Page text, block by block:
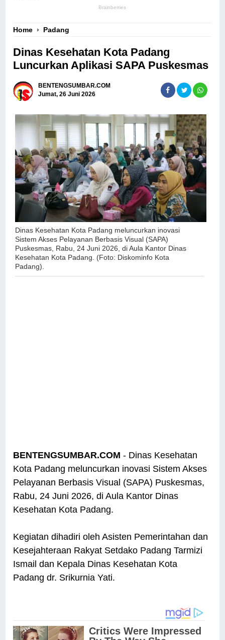
Home › Padang
Dinas Kesehatan Kota Padang
Luncurkan Aplikasi SAPA Puskesmas
BENTENGSUMBAR.COM
Jumat, 26 Juni 2026
Dinas Kesehatan Kota Padang meluncurkan inovasi
Sistem Akses Pelayanan Berbasis Visual (SAPA)
Puskesmas, Rabu, 24 Juni 2026, di Aula Kantor Dinas
Kesehatan Kota Padang. (Foto: Diskominfo Kota
Padang).
BENTENGSUMBAR.COM - Dinas Kesehatan
Kota Padang meluncurkan inovasi Sistem Akses
Pelayanan Berbasis Visual (SAPA) Puskesmas,
Rabu, 24 Juni 2026, di Aula Kantor Dinas
Kesehatan Kota Padang.
Kegiatan dihadiri oleh Asisten Pemerintahan dan
Kesejahteraan Rakyat Setdako Padang Tarmizi
Ismail dan Kepala Dinas Kesehatan Kota
Padang dr. Srikurnia Yati.